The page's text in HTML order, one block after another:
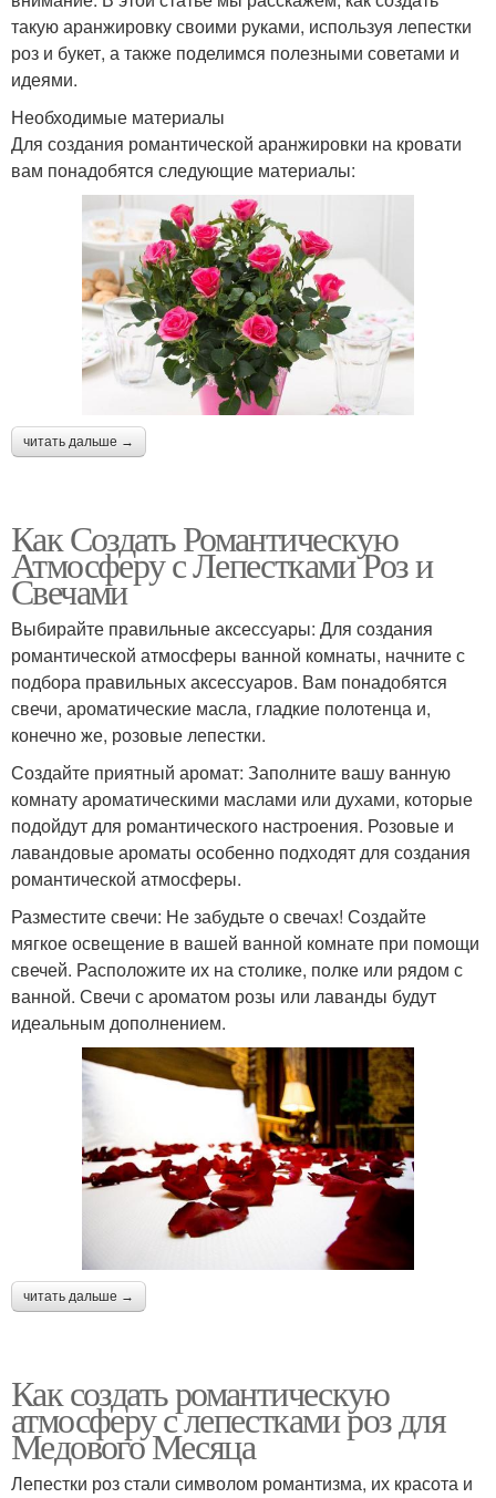
такую аранжировку своими руками, используя лепестки
роз и букет, а также поделимся полезными советами и
идеями.
Необходимые материалы
Для создания романтической аранжировки на кровати
вам понадобятся следующие материалы:
читать дальше →
Как Создать Романтическую
Атмосферу с Лепестками Роз и
Свечами
Выбирайте правильные аксессуары: Для создания
романтической атмосферы ванной комнаты, начните с
подбора правильных аксессуаров. Вам понадобятся
свечи, ароматические масла, гладкие полотенца и,
конечно же, розовые лепестки.
Создайте приятный аромат: Заполните вашу ванную
комнату ароматическими маслами или духами, которые
подойдут для романтического настроения. Розовые и
лавандовые ароматы особенно подходят для создания
романтической атмосферы.
Разместите свечи: Не забудьте о свечах! Создайте
мягкое освещение в вашей ванной комнате при помощи
свечей. Расположите их на столике, полке или рядом с
ванной. Свечи с ароматом розы или лаванды будут
идеальным дополнением.
читать дальше →
Как создать романтическую
атмосферу с лепестками роз для
Медового Месяца
Лепестки роз стали символом романтизма, их красота и